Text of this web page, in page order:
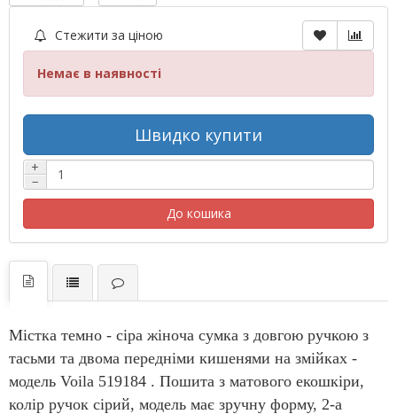
Стежити за ціною
Немає в наявності
Швидко купити
+
−
До кошика
Містка темно - сіра жіноча сумка з довгою ручкою з
тасьми та двома передніми кишенями на змійках -
модель Voila 519184 . Пошита з матового екошкіри,
колір ручок сірий, модель має зручну форму, 2-а